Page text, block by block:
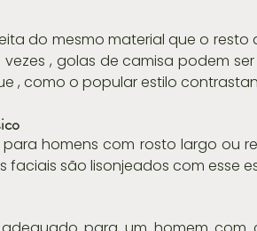
do mesmo material que o resto
, golas de camisa podem
, como o popular estilo
para homens com rosto largo ou
faciais são lisonjeados com esse